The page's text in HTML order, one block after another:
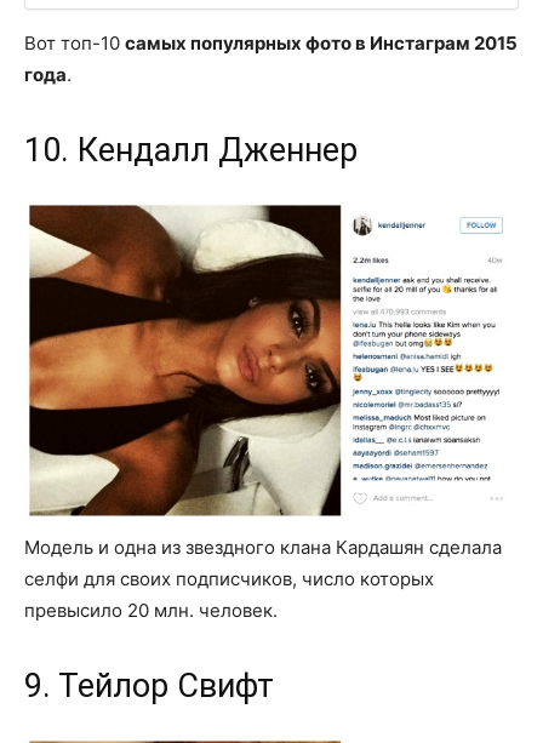
Вот топ-10 самых популярных фото в Инстаграм 2015
года.
10. Кендалл Дженнер
Модель и одна из звездного клана Кардашян сделала
селфи для своих подписчиков, число которых
превысило 20 млн. человек.
9. Тейлор Свифт